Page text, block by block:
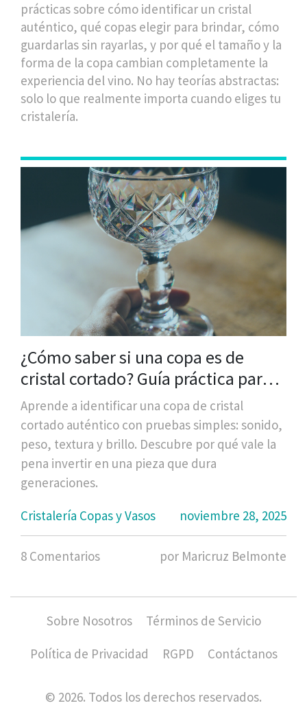
prácticas sobre cómo identificar un cristal
auténtico, qué copas elegir para brindar, cómo
guardarlas sin rayarlas, y por qué el tamaño y la
forma de la copa cambian completamente la
experiencia del vino. No hay teorías abstractas:
solo lo que realmente importa cuando eliges tu
cristalería.
¿Cómo saber si una copa es de
cristal cortado? Guía práctica para
identificar cristal de calidad
Aprende a identificar una copa de cristal
cortado auténtico con pruebas simples: sonido,
peso, textura y brillo. Descubre por qué vale la
pena invertir en una pieza que dura
generaciones.
Cristalería Copas y Vasos
noviembre 28, 2025
8 Comentarios por Maricruz Belmonte
Sobre Nosotros
Términos de Servicio
Política de Privacidad
RGPD Contáctanos
© 2026. Todos los derechos reservados.